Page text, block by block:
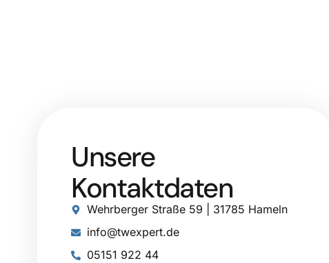
Unsere
Kontaktdaten
Wehrberger Straße 59 | 31785 Hameln
info@twexpert.de
05151 922 44